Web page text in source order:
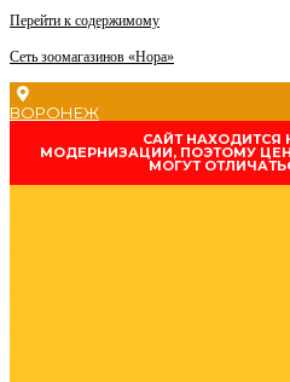
Перейти к содержимому
Сеть зоомагазинов «Нора»
ВОРОНЕЖ
CАЙТ НАХОДИТСЯ
МОДЕРНИЗАЦИИ, ПОЭТОМУ
МОГУТ